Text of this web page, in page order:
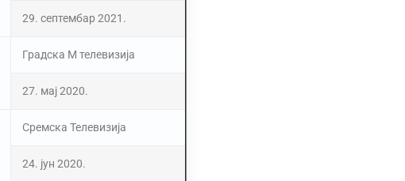
29. септембар 2021.
Градска М телевизија
27. мај 2020.
Сремска Телевизија
24. јун 2020.